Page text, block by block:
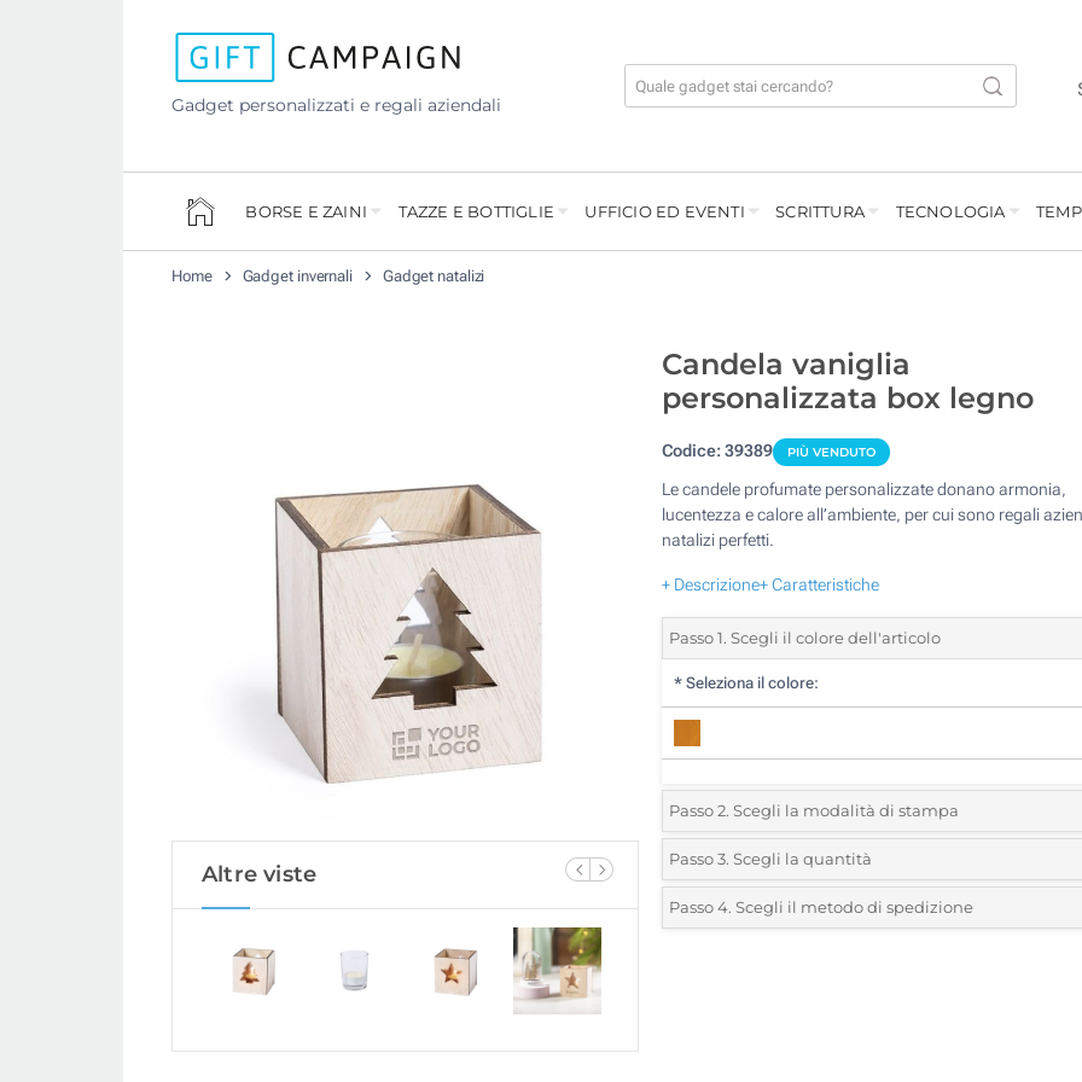
Gadget personalizzati e regali aziendali
BORSE E ZAINI TAZZE E BOTTIGLIE UFFICIO ED EVENTI SCRITTURA TECNOLOGIA
Home Gadget invernali Gadget natalizi
Altre viste
Candela vaniglia
personalizzata box legno
Codice: 39389 PIÙ VENDUTO
Le candele profumate personalizzate donano armonia,
lucentezza e calore all’ambiente, per cui sono regali
natalizi perfetti.
+ Descrizione+ Caratteristiche
Passo 1. Scegli il colore dell'articolo
* Seleziona il colore:
Passo 2. Scegli la modalità di stampa
*Seleziona la posizione di stampa e il colore del vostro
1 Colore (Su un lato)
Passo 3. Scegli la quantità
*Quantità desiderata:
Passo 4. Scegli il metodo di spedizione